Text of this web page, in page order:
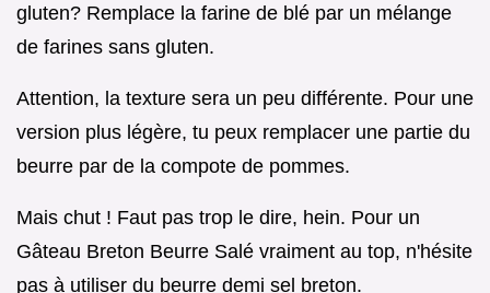
gluten? Remplace la farine de blé par un mélange
de farines sans gluten.
Attention, la texture sera un peu différente. Pour une
version plus légère, tu peux remplacer une partie du
beurre par de la compote de pommes.
Mais chut ! Faut pas trop le dire, hein. Pour un
Gâteau Breton Beurre Salé vraiment au top, n'hésite
pas à utiliser du beurre demi sel breton.